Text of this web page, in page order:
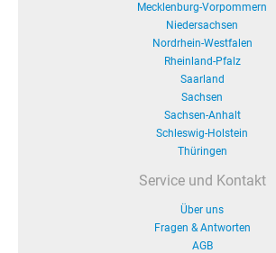
Mecklenburg-Vorpommern
Niedersachsen
Nordrhein-Westfalen
Rheinland-Pfalz
Saarland
Sachsen
Sachsen-Anhalt
Schleswig-Holstein
Thüringen
Service und Kontakt
Über uns
Fragen & Antworten
AGB